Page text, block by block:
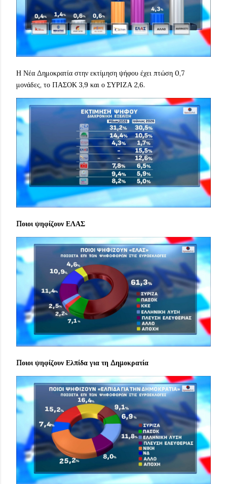
Η Νέα Δημοκρατία στην εκτίμηση ψήφου έχει πτώση 0,7
μονάδες, το ΠΑΣΟΚ 3,9 και ο ΣΥΡΙΖΑ 2,6.
Ποιοι ψηφίζουν ΕΛΑΣ
Ποιοι ψηφίζουν Ελπίδα για τη Δημοκρατία